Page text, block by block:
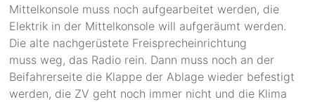
Mittelkonsole muss noch aufgearbeitet werden, die
Elektrik in der Mittelkonsole will aufgeräumt werden.
Die alte nachgerüstete Freisprecheinrichtung
muss weg, das Radio rein. Dann muss noch an der
Beifahrerseite die Klappe der Ablage wieder befestigt
werden, die ZV geht noch immer nicht und die Klima